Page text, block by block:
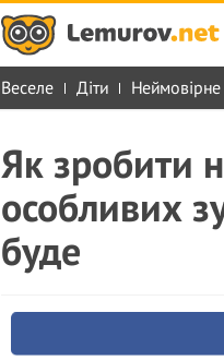
Веселе Діти Неймовірне
Як зробити
особливих
буде